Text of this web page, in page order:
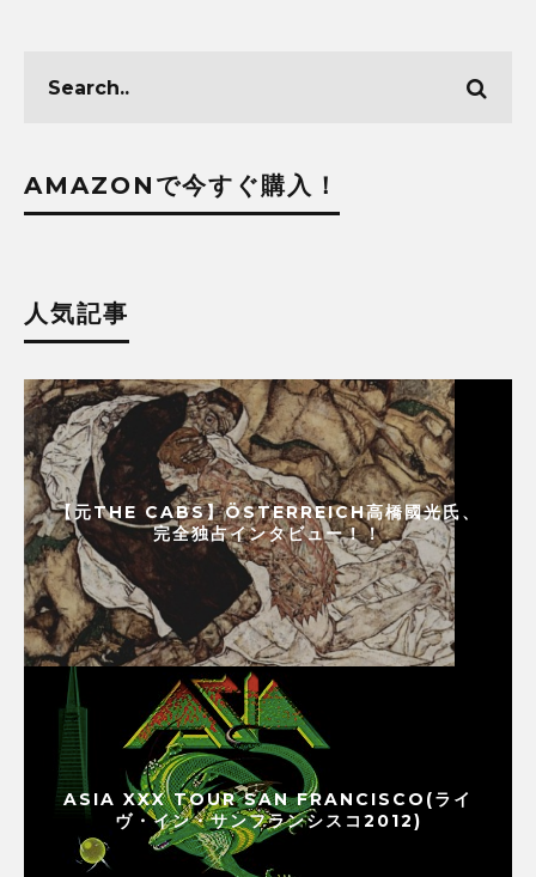
AMAZONで今すぐ購入！
人気記事
【元THE CABS】ÖSTERREICH高橋國光氏、
完全独占インタビュー！！
ASIA XXX TOUR SAN FRANCISCO(ライ
ヴ・イン・サンフランシスコ2012)